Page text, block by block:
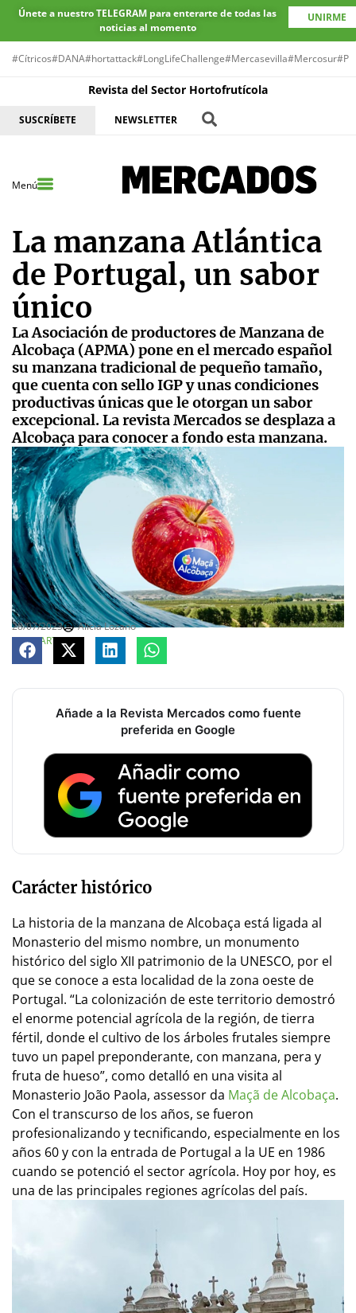
Únete a nuestro TELEGRAM para enterarte de todas las
noticias al momento
UNIRME
#Cítricos#DANA#hortattack#LongLifeChallenge#Mercasevilla#Mercosur
Revista del Sector Hortofrutícola
SUSCRÍBETE NEWSLETTER
Menú
La manzana Atlántica
de Portugal, un sabor
único
La Asociación de productores de Manzana de
Alcobaça (APMA) pone en el mercado español
su manzana tradicional de pequeño tamaño,
que cuenta con sello IGP y unas condiciones
productivas únicas que le otorgan un sabor
excepcional. La revista Mercados se desplaza a
Alcobaça para conocer a fondo esta manzana.
28/07/2023
Alicia Lozano
COMPARTE
Añade a la Revista Mercados como fuente
preferida en Google
Carácter histórico
La historia de la manzana de Alcobaça está ligada al
Monasterio del mismo nombre, un monumento
histórico del siglo XII patrimonio de la UNESCO, por el
que se conoce a esta localidad de la zona oeste de
Portugal. “La colonización de este territorio demostró
el enorme potencial agrícola de la región, de tierra
fértil, donde el cultivo de los árboles frutales siempre
tuvo un papel preponderante, con manzana, pera y
fruta de hueso”, como detalló en una visita al
Monasterio João Paola, assessor da Maçã de Alcobaça.
Con el transcurso de los años, se fueron
profesionalizando y tecnificando, especialmente en los
años 60 y con la entrada de Portugal a la UE en 1986
cuando se potenció el sector agrícola. Hoy por hoy, es
una de las principales regiones agrícolas del país.